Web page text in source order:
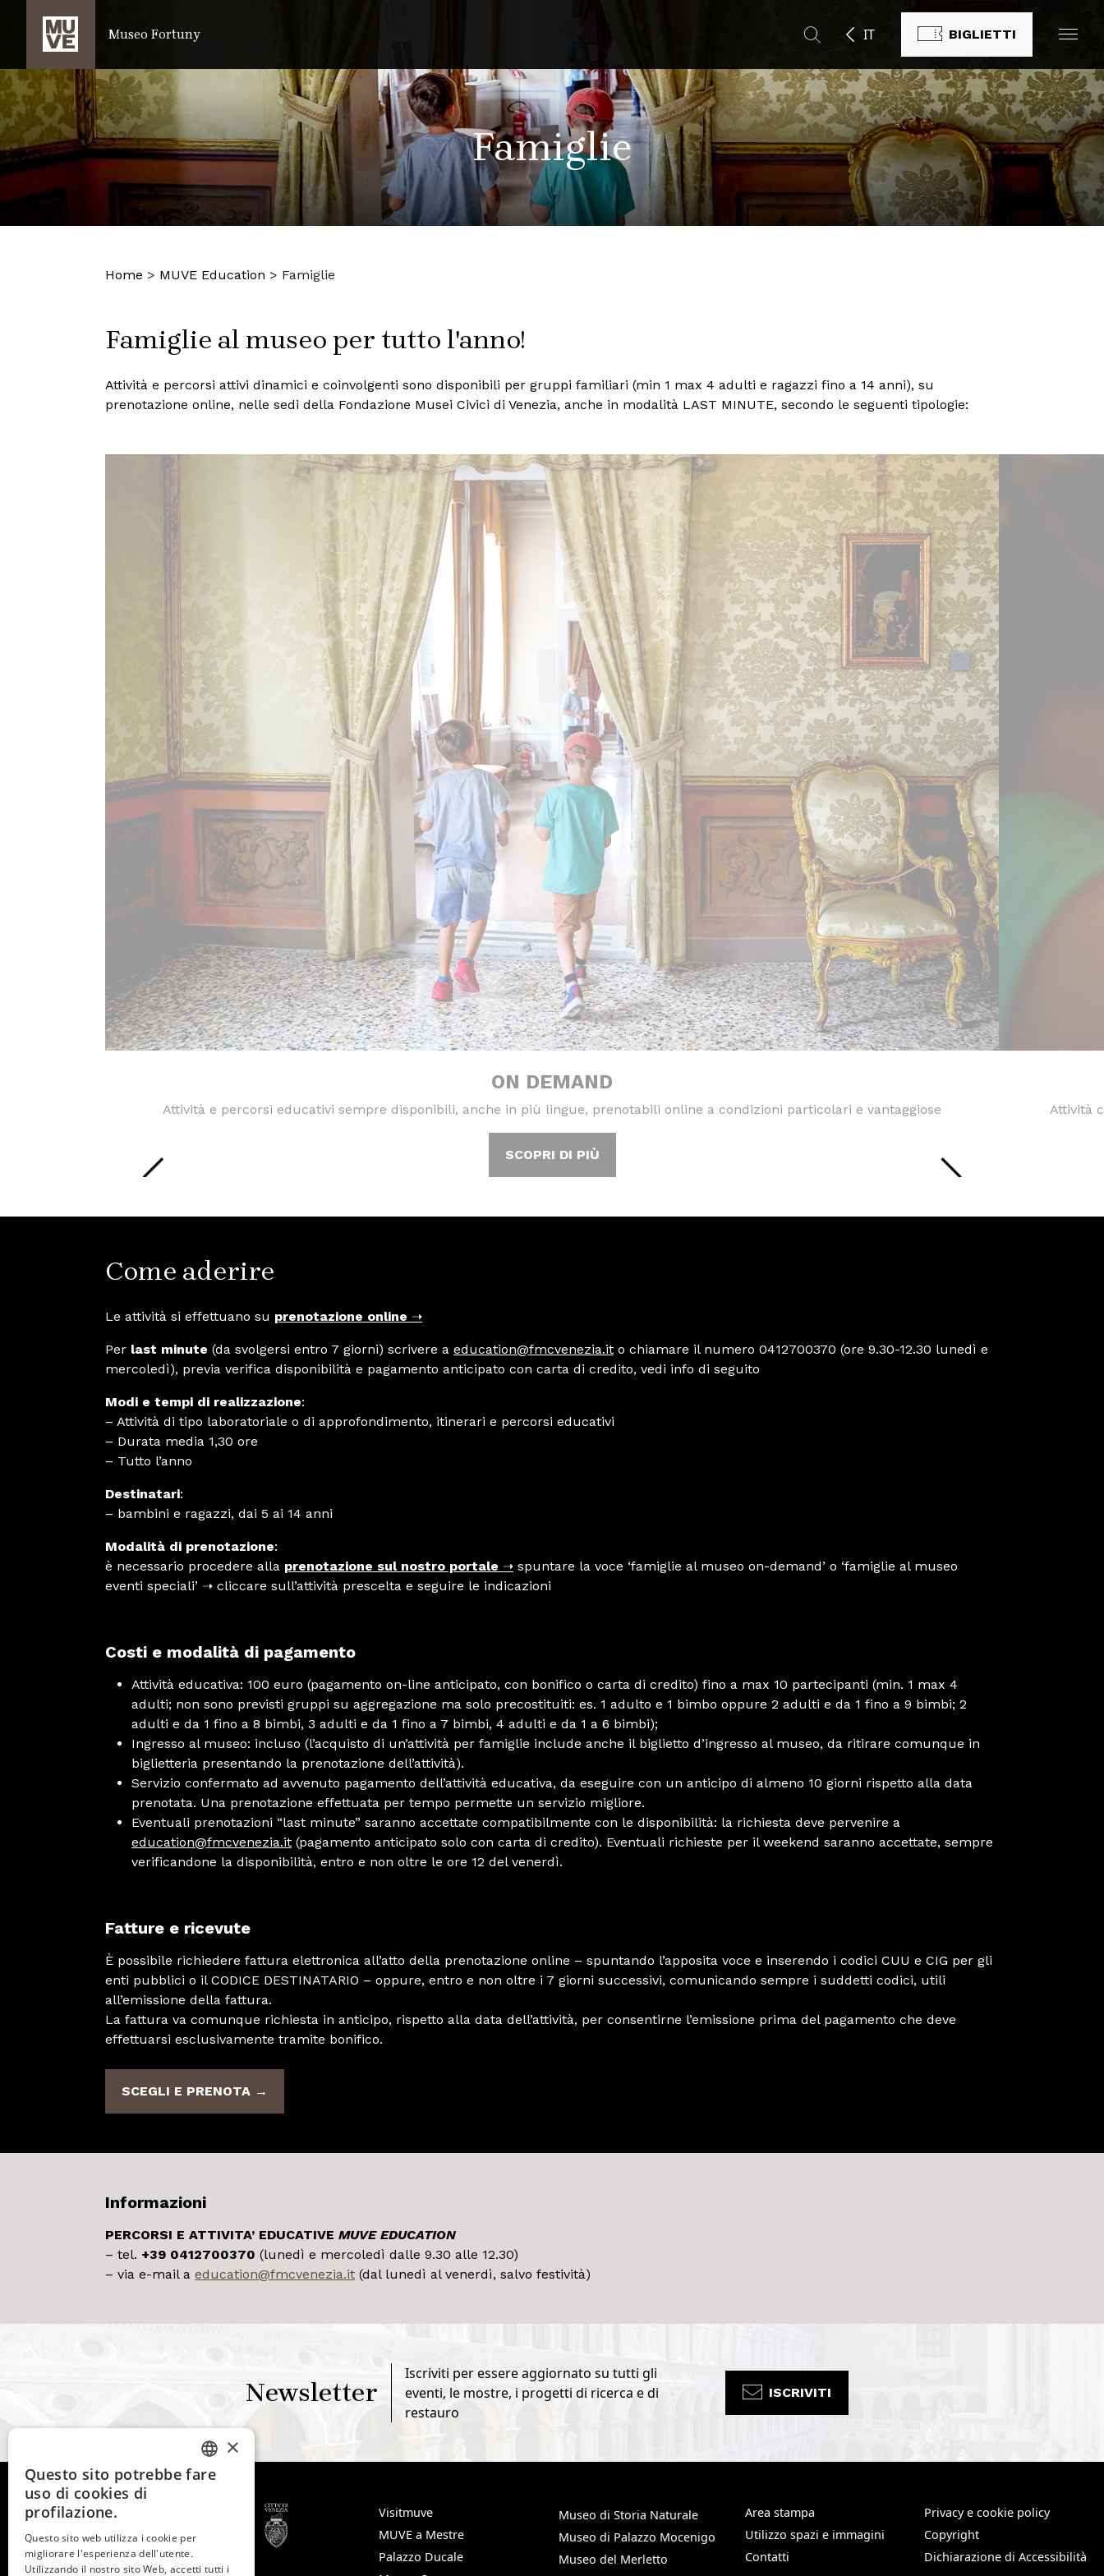
SALTA AL CONTENUTO PRINCIPALE
Museo Fortuny IT BIGLIETTI
Famiglie
Home > MUVE Education > Famiglie
Famiglie al museo per tutto l'anno!
Attività e percorsi attivi dinamici e coinvolgenti sono disponibili per gruppi familiari (min 1 max 4 adulti e ragazzi fino a 14 anni), su
prenotazione online, nelle sedi della Fondazione Musei Civici di Venezia, anche in modalità LAST MINUTE, secondo le seguenti tipologie:
ON DEMAND
Attività e percorsi educativi sempre disponibili, anche in più lingue, prenotabili online a condizioni particolari e vantaggiose
SCOPRI DI PIÙ
Attività
Come aderire
Le attività si effettuano su prenotazione online ➝
Per last minute (da svolgersi entro 7 giorni) scrivere a education@fmcvenezia.it o chiamare il numero 0412700370 (ore 9.30-12.30 lunedì e
mercoledì), previa verifica disponibilità e pagamento anticipato con carta di credito, vedi info di seguito
Modi e tempi di realizzazione:
– Attività di tipo laboratoriale o di approfondimento, itinerari e percorsi educativi
– Durata media 1,30 ore
– Tutto l’anno
Destinatari:
– bambini e ragazzi, dai 5 ai 14 anni
Modalità di prenotazione:
è necessario procedere alla prenotazione sul nostro portale ➝ spuntare la voce ‘famiglie al museo on-demand’ o ‘famiglie al museo
eventi speciali’ ➝ cliccare sull’attività prescelta e seguire le indicazioni
Costi e modalità di pagamento
Attività educativa: 100 euro (pagamento on-line anticipato, con bonifico o carta di credito) fino a max 10 partecipanti (min. 1 max 4
adulti; non sono previsti gruppi su aggregazione ma solo precostituiti: es. 1 adulto e 1 bimbo oppure 2 adulti e da 1 fino a 9 bimbi; 2
adulti e da 1 fino a 8 bimbi, 3 adulti e da 1 fino a 7 bimbi, 4 adulti e da 1 a 6 bimbi);
Ingresso al museo: incluso (l’acquisto di un’attività per famiglie include anche il biglietto d’ingresso al museo, da ritirare comunque in
biglietteria presentando la prenotazione dell’attività).
Servizio confermato ad avvenuto pagamento dell’attività educativa, da eseguire con un anticipo di almeno 10 giorni rispetto alla data
prenotata. Una prenotazione effettuata per tempo permette un servizio migliore.
Eventuali prenotazioni “last minute” saranno accettate compatibilmente con le disponibilità: la richiesta deve pervenire a
education@fmcvenezia.it (pagamento anticipato solo con carta di credito). Eventuali richieste per il weekend saranno accettate, sempre
verificandone la disponibilità, entro e non oltre le ore 12 del venerdì.
Fatture e ricevute
È possibile richiedere fattura elettronica all’atto della prenotazione online – spuntando l’apposita voce e inserendo i codici CUU e CIG per gli
enti pubblici o il CODICE DESTINATARIO – oppure, entro e non oltre i 7 giorni successivi, comunicando sempre i suddetti codici, utili
all’emissione della fattura.
La fattura va comunque richiesta in anticipo, rispetto alla data dell’attività, per consentirne l’emissione prima del pagamento che deve
effettuarsi esclusivamente tramite bonifico.
SCEGLI E PRENOTA →
Informazioni
PERCORSI E ATTIVITA’ EDUCATIVE MUVE EDUCATION
– tel. +39 0412700370 (lunedì e mercoledì dalle 9.30 alle 12.30)
– via e-mail a education@fmcvenezia.it (dal lunedì al venerdì, salvo festività)
Newsletter
Iscriviti per essere aggiornato su tutti gli
eventi, le mostre, i progetti di ricerca e di
restauro
ISCRIVITI
© 2026 -Fondazione
Visitmuve
MUVE a Mestre
Palazzo Ducale
Museo di Storia Naturale
Museo di Palazzo Mocenigo
Museo del Merletto
Area stampa
Utilizzo spazi e immagini
Contatti
Privacy e cookie policy
Copyright
Dichiarazione di Accessibilità
ITALIAN
GERMAN
×
Questo sito potrebbe fare
uso di cookies di
profilazione.
Questo sito web utilizza i cookie per
migliorare l'esperienza dell'utente.
Utilizzando il nostro sito Web, accetti tutti i